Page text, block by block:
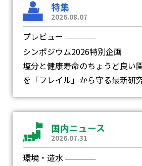
特集
2026.08.07
プレビュー ―
シンポジウム2026特別企画
塩分と健康寿命のちょうど良
を「フレイル」から守る最新研
国内ニュース
2026.07.31
環境・造水 ―